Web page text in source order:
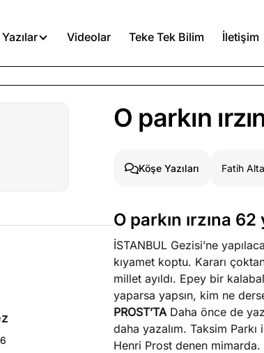
Yazılar Videolar Teke Tek Bilim İletişim
Ağustos 4, 2026
umutlu olduğumu bilmek
Köşe Yazıları
O parkın
Köşe Yazıları Fatih
O parkın ırzına
İSTANBUL Gezisi’ne
kıyamet koptu. Kararı
millet ayıldı. Epey bir
yaparsa yapsın, kim ne
PROST’TADaha önce de
daha yazalım. Taksim
Henri Prost denen mimarda.